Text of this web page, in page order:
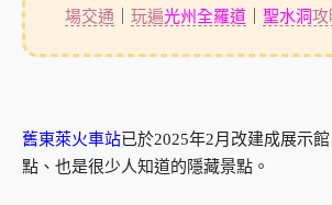
場交通 玩遍光州全羅道｜ 聖水洞攻
舊東萊火車站已於2025年2月改建成展示
點、也是很少人知道的隱藏景點。